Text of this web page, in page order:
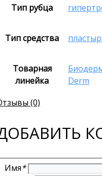
Тип рубца
Тип средства
Товарная
линейка
Derm
(0)
Имя*